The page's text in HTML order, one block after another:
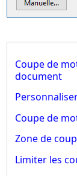
Coupe de
document
Coupe de
Zone de
Limiter les